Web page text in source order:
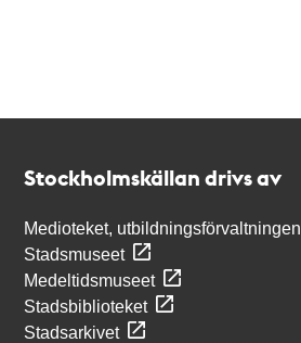
Stockholmskällan drivs av
Medioteket, utbildningsförvaltningen
Stadsmuseet
Medeltidsmuseet
Stadsbiblioteket
Stadsarkivet